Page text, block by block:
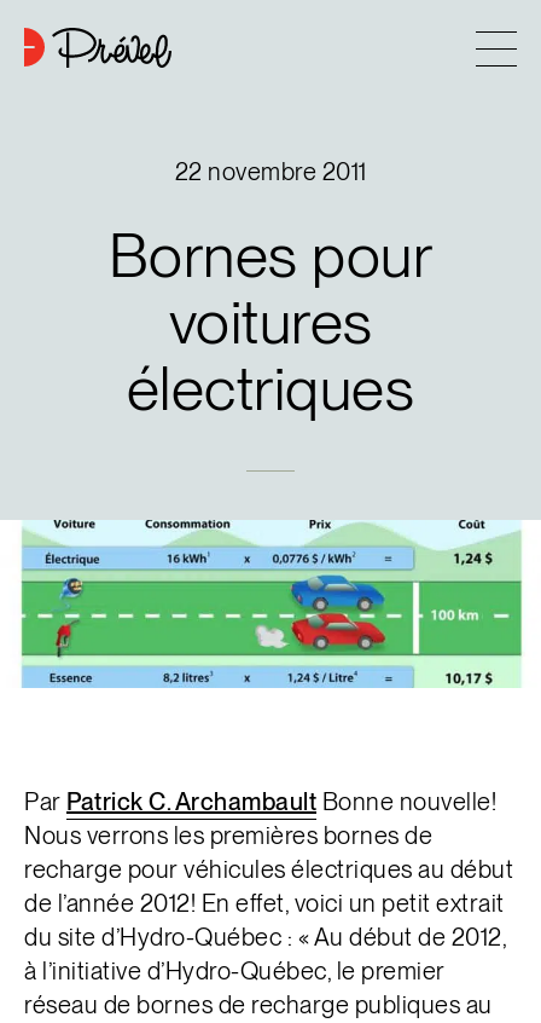
Projets 6
Contact
22 novembre 2011
Bornes pour
voitures
électriques
Par Patrick C. Archambault Bonne nouvelle!
Nous verrons les premières bornes de
recharge pour véhicules électriques au début
de l’année 2012! En effet, voici un petit extrait
du site d’Hydro-Québec : « Au début de 2012,
à l’initiative d’Hydro-Québec, le premier
réseau de bornes de recharge publiques au